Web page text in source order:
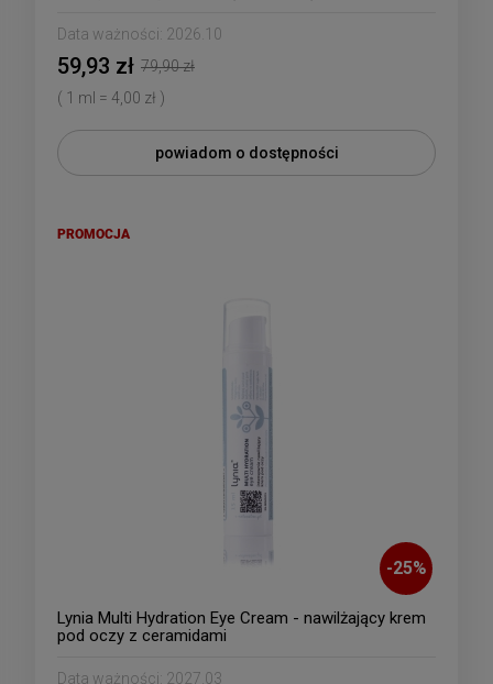
Data ważności: 2026.10
59,93 zł 79,90 zł
( 1 ml = 4,00 zł )
powiadom o dostępności
-25%
Lynia Multi Hydration Eye Cream - nawilżający krem
pod oczy z ceramidami
Data ważności: 2027.03
PROMOCJA